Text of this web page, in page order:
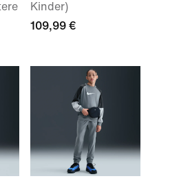
Kinder)
109,99 €